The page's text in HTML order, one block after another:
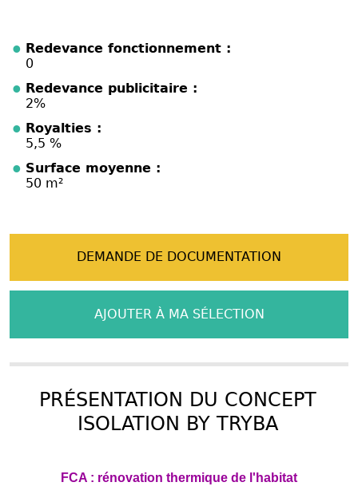
Redevance fonctionnement :
0
Redevance publicitaire :
2%
Royalties :
5,5 %
Surface moyenne :
50 m²
DEMANDE DE DOCUMENTATION
AJOUTER À MA SÉLECTION
PRÉSENTATION DU CONCEPT
ISOLATION BY TRYBA
FCA : rénovation thermique de l'habitat